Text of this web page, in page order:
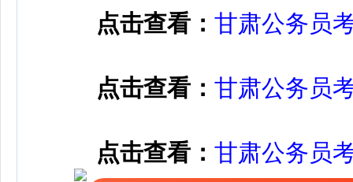
点击查看： 甘肃公务员
点击查看： 甘肃公务员
点击查看： 甘肃公务员